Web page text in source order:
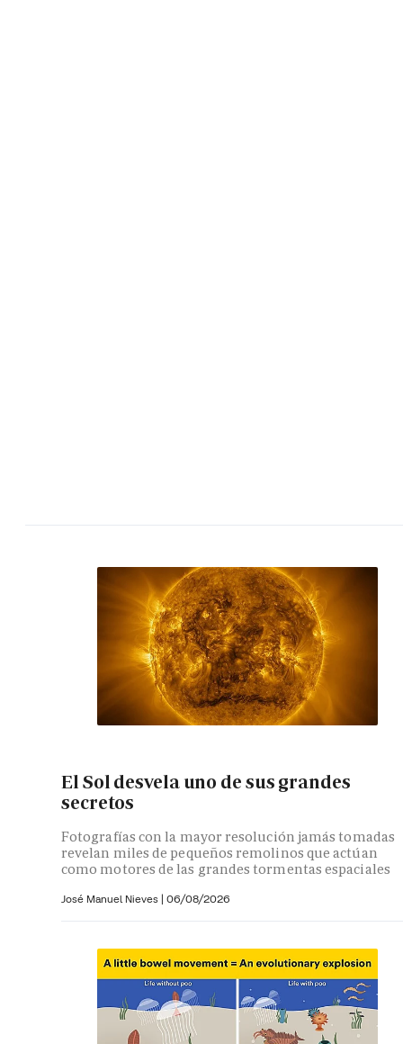
El Sol desvela uno de sus grandes
secretos
Fotografías con la mayor resolución jamás tomadas
revelan miles de pequeños remolinos que actúan
como motores de las grandes tormentas espaciales
José Manuel Nieves | 06/08/2026